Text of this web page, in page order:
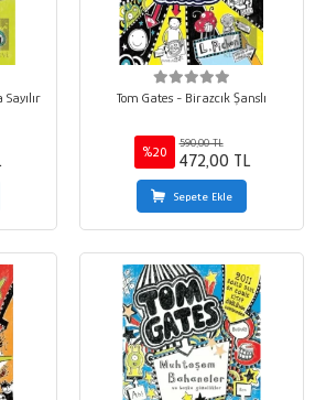
Tom Gates - Birazcık Şanslı
%20
590,00 TL
472,00 TL
Sepete Ekle